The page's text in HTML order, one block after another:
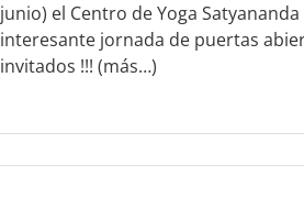
junio) el Centro de Yoga
interesante jornada de puertas
invitados !!! (más…)